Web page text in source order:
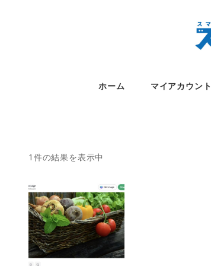
ホーム マイアカウント
1件の結果を表示中